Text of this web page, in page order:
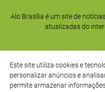
Alo Brasília é um site de
atualizadas do
Este site utiliza cookies e
personalizar anúncios e
permite armazenar